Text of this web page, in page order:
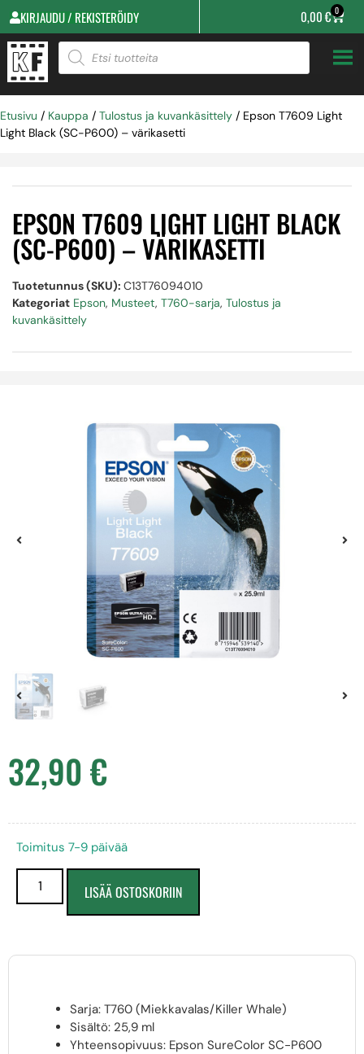
KIRJAUDU / REKISTERÖIDY 0,00€ 0
Etusivu / Kauppa / Tulostus ja kuvankäsittely / Epson T7609 Light
Light Black (SC-P600) – värikasetti
EPSON T7609 LIGHT LIGHT BLACK
(SC-P600) – VÄRIKASETTI
Tuotetunnus (SKU): C13T76094010
Kategoriat Epson, Musteet, T760-sarja, Tulostus ja
kuvankäsittely
32,90€
Toimitus 7-9 päivää
LISÄÄ OSTOSKORIIN
Sarja: T760 (Miekkavalas/Killer Whale)
Sisältö: 25,9 ml
Yhteensopivuus: Epson SureColor SC-P600